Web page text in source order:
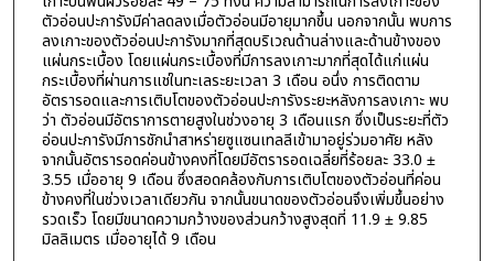
ตัวอ่อนปะการังมีค่าลดลงเมื่อตัวอ่อนมีอายุมากขึ้น นอกจากนั้น พบการ
ลงเกาะของตัวอ่อนปะการังมากที่สุดบริเวณด้านล่างและด้านข้างของ
แผ่นกระเบื้อง โดยแผ่นกระเบื้องที่มีการลงเกาะมากที่สุดได้แก่แผ่น
กระเบื้องที่ผ่านการแช่ในทะเลระยะเวลา 3 เดือน อนึ่ง การติดตาม
อัตรารอดและการเติบโตของตัวอ่อนปะการังระยะหลังการลงเกาะ พบ
ว่า ตัวอ่อนมีอัตราการตายสูงในช่วงอายุ 3 เดือนแรก ซึ่งเป็นระยะที่ตัว
อ่อนปะการังมีการชักนำสาหร่ายซูแซนเทลลีเข้ามาอยู่ร่วมอาศัย หลัง
จากนั้นอัตรารอดค่อนข้างคงที่โดยมีอัตรารอดเฉลี่ยที่ร้อยละ 33.0 ±
3.55 เมื่ออายุ 9 เดือน ซึ่งสอดคล้องกับการเติบโตของตัวอ่อนที่ค่อน
ข้างคงที่ในช่วงเวลาเดียวกัน จากนั้นขนาดของตัวอ่อนจึงเพิ่มขึ้นอย่าง
รวดเร็ว โดยมีขนาดความกว้างของส่วนกว้างสูงสุดที่ 11.9 ± 9.85
มิลลิเมตร เมื่ออายุได้ 9 เดือน